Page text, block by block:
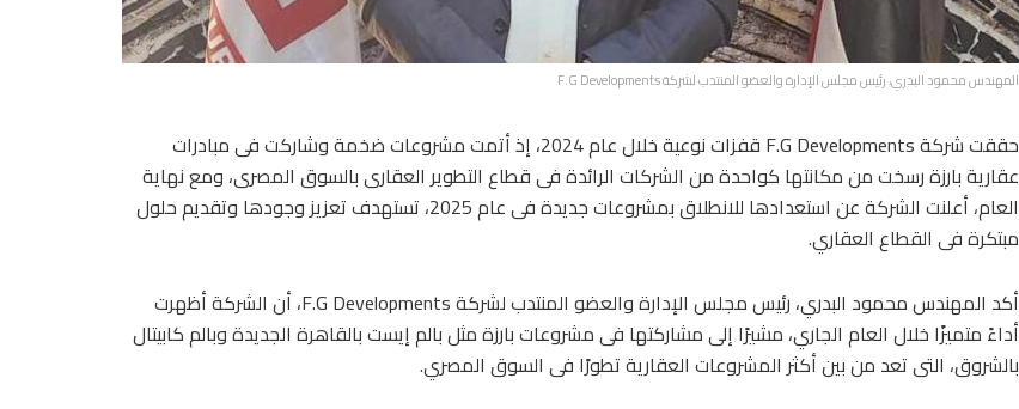
المهندس محمود البدري، رئيس مجلس الإدارة والعضو المنتدب لشركة F.G Developments
حققت شركة F.G Developments قفزات نوعية خلال عام 2024، إذ أتمت مشروعات ضخمة وشاركت فى مبادرات
عقارية بارزة رسخت من مكانتها كواحدة من الشركات الرائدة فى قطاع التطوير العقارى بالسوق المصرى، ومع نهاية
العام، أعلنت الشركة عن استعدادها للانطلاق بمشروعات جديدة فى عام 2025، تستهدف تعزيز وجودها وتقديم حلول
مبتكرة فى القطاع العقاري.
أكد المهندس محمود البدري، رئيس مجلس الإدارة والعضو المنتدب لشركة F.G Developments، أن الشركة أظهرت
أداءً متميزًا خلال العام الجاري، مشيرًا إلى مشاركتها فى مشروعات بارزة مثل بالم إيست بالقاهرة الجديدة وبالم كابيتال
بالشروق، التى تعد من بين أكثر المشروعات العقارية تطورًا فى السوق المصري.